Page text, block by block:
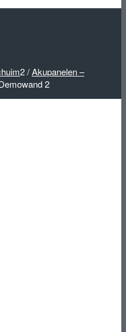
2/Akupanelen –
2